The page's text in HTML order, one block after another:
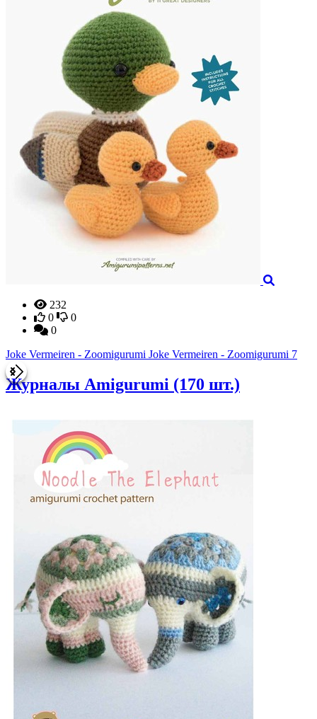
7
Joke Vermeiren - Zoomigurumi Joke Vermeiren -
Журналы Amigurumi (170 шт.)
245
1
Журналы Amigurumi Miyuki Ichikawa - Disney
Size